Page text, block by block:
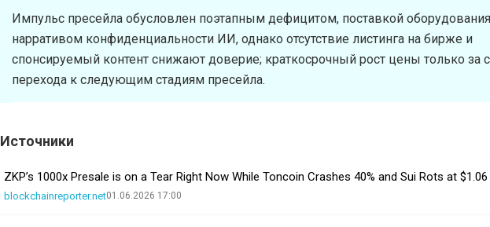
Импульс пресейла обусловлен поэтапным дефицитом, поставкой
нарративом конфиденциальности ИИ, однако отсутствие листинга на бирже и
спонсируемый контент снижают доверие; краткосрочный рост цены только за
перехода к следующим стадиям пресейла.
Источники
ZKP’s 1000x Presale is on a Tear Right Now While Toncoin Crashes 40% and Sui Rots at $1.06
blockchainreporter.net01.06.2026 17:00